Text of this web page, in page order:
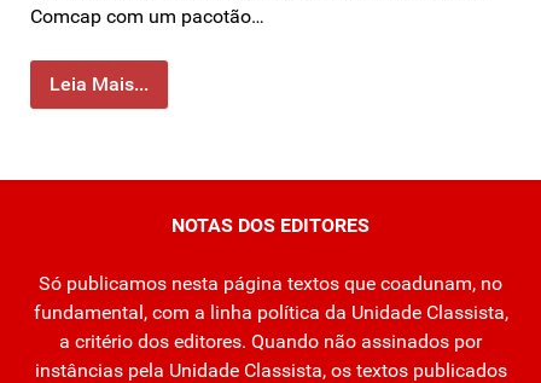
Comcap com um pacotão…
Leia Mais...
NOTAS DOS EDITORES
Só publicamos nesta página textos que coadunam, no
fundamental, com a linha política da Unidade Classista,
a critério dos editores. Quando não assinados por
instâncias pela Unidade Classista, os textos publicados